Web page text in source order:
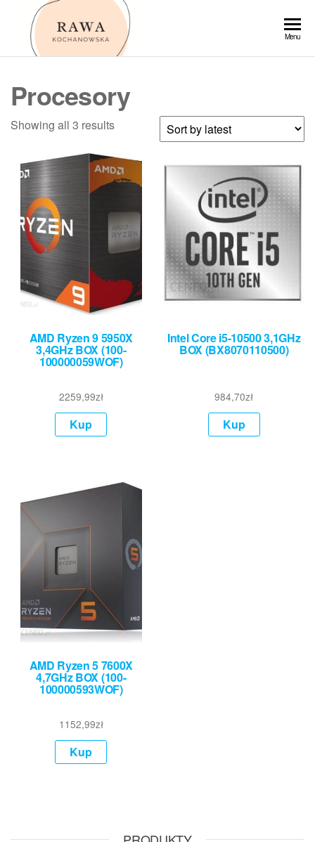
Przejdź
Menu
Procesory
Showing all 3 results
AMD Ryzen 9 5950X
3,4GHz BOX (100-
100000059WOF)
2259,99zł
Kup
Intel Core i5-10500 3,1GHz
BOX (BX8070110500)
984,70zł
Kup
AMD Ryzen 5 7600X
4,7GHz BOX (100-
100000593WOF)
1152,99zł
Kup